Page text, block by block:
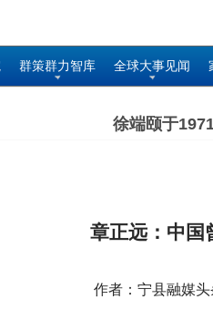
群策群力智库 全球大事见闻
徐端颐于
章正远：中国
作者：宁县融媒